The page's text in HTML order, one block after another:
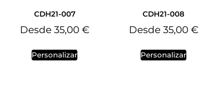
CDH21-007
Desde 35,00 €
Personalizar
CDH21-008
Desde 35,00 €
Personalizar